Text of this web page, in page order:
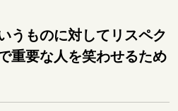
動いた日 10代の挫折と原点
独立という決断
うものに対してリスペク
重要な人を笑わせるため